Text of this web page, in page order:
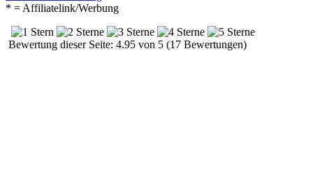
* = Affiliatelink/Werbung
Bewertung dieser Seite: 4.95 von 5 (17 Bewertungen)